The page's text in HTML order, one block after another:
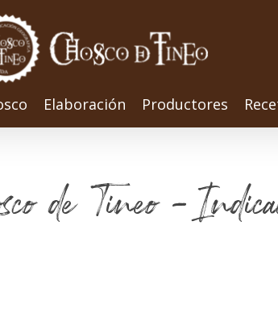
Elaboración Productores
de Tineo -